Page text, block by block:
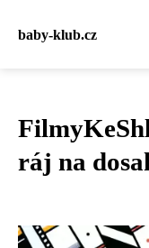
baby-klub.cz
ráj na